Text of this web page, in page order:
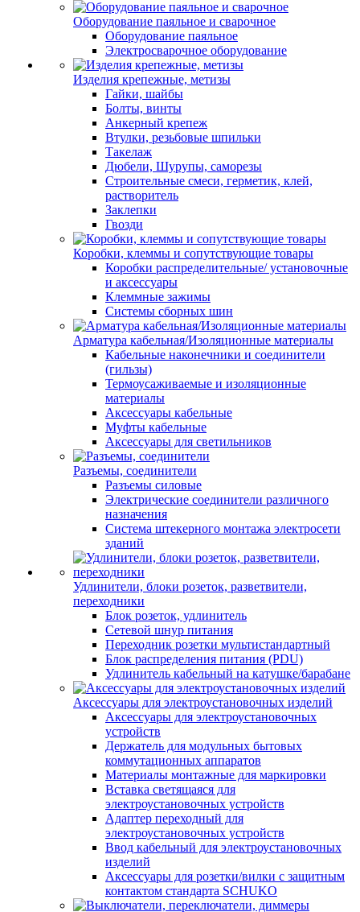
Оборудование паяльное и сварочное
Оборудование паяльное
Электросварочное оборудование
Изделия крепежные, метизы
Гайки, шайбы
Болты, винты
Анкерный крепеж
Втулки, резьбовые шпильки
Такелаж
Дюбели, Шурупы, саморезы
Строительные смеси, герметик, клей,
растворитель
Заклепки
Гвозди
Коробки, клеммы и сопутствующие товары
Коробки распределительные/ установочные
и аксессуары
Клеммные зажимы
Системы сборных шин
Арматура кабельная/Изоляционные материалы
Кабельные наконечники и соединители
(гильзы)
Термоусаживаемые и изоляционные
материалы
Аксессуары кабельные
Муфты кабельные
Аксессуары для светильников
Разъемы, соединители
Разъемы силовые
Электрические соединители различного
назначения
Система штекерного монтажа электросети
зданий
Удлинители, блоки розеток, разветвители,
переходники
Блок розеток, удлинитель
Сетевой шнур питания
Переходник розетки мультистандартный
Блок распределения питания (PDU)
Удлинитель кабельный на катушке/барабане
Аксессуары для электроустановочных изделий
Аксессуары для электроустановочных
устройств
Держатель для модульных бытовых
коммутационных аппаратов
Материалы монтажные для маркировки
Вставка светящаяся для
электроустановочных устройств
Адаптер переходный для
электроустановочных устройств
Ввод кабельный для электроустановочных
изделий
Аксессуары для розетки/вилки с защитным
контактом стандарта SCHUKO